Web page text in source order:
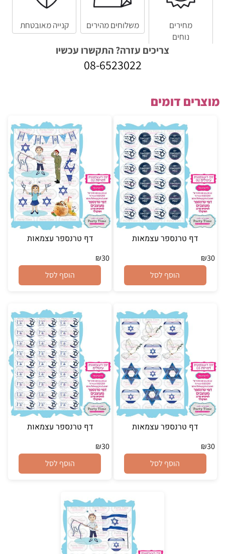
מחירים
נוחים
משלוחים מהירים קנייה מאובטחת
צריכים עזרה? התקשרו עכשיו
08-6523022
מוצרים דומים
דף טרנספר עצמאות
₪30
הוסף לסל
דף טרנספר עצמאות
₪30
הוסף לסל
דף טרנספר עצמאות
₪30
הוסף לסל
דף טרנספר עצמאות
₪30
הוסף לסל